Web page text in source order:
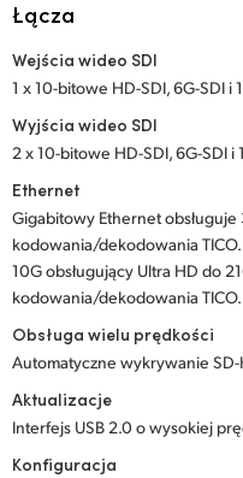
Polska
Singapore
Spain
Sweden
Chinese Taipei
Turkey
UAE
Łącza
Wejścia wideo SDI
1 x 10-bitowe HD-SDI, 6G-SDI i
Wyjścia wideo SDI
2 x 10-bitowe HD-SDI, 6G-SDI i
Ethernet
Gigabitowy Ethernet
kodowania/dekodowania
10G obsługujący Ultra HD do
kodowania/dekodowania TICO.
Obsługa wielu prędkości
Automatyczne wykrywanie SD-
Aktualizacje
Interfejs USB 2.0 o wysokiej
Konfiguracja